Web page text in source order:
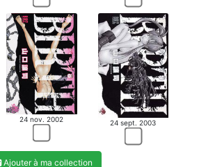
24 nov. 2002 24 sept. 2003
Ajouter à ma collection